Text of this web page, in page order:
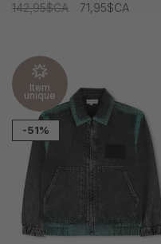
142,95$CA
71,95$CA
Item
unique
-51%